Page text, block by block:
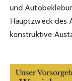
und
Hauptzweck des
konstruktive